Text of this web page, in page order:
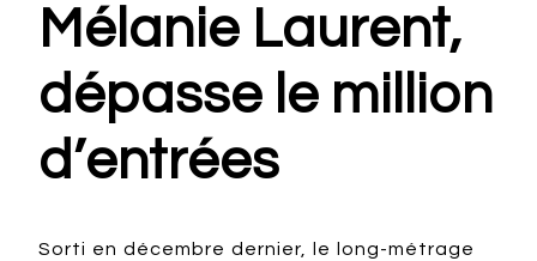
Mélanie Laurent,
dépasse le million
d’entrées
Sorti en décembre dernier, le long-métrage